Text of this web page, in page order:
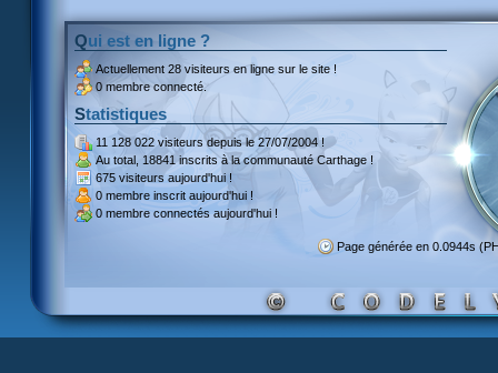
Qui est en ligne ?
Actuellement 28 visiteurs en ligne sur le site !
0 membre connecté.
Statistiques
11 128 022 visiteursdepuis le 27/07/2004 !
Au total, 18841 inscritsà la communauté Carthage !
675 visiteurs aujourd'hui !
0 membre inscrit aujourd'hui !
0 membre connectés aujourd'hui !
Page générée en 0.0944s